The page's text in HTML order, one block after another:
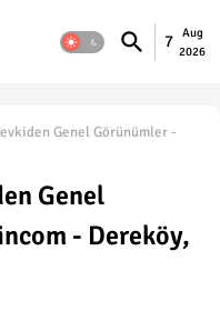
7
Aug
2026
Genel Görünümler -
Genel
- Dereköy,